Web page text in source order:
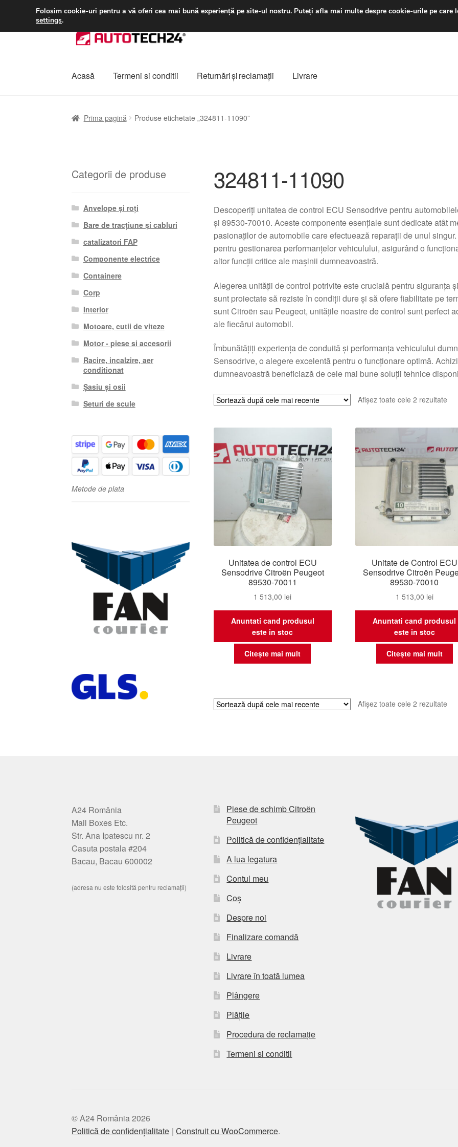
LIVRARE de la 33 lei luni-vineri 9 a.m. - 4
Sari
la
Sari
la
Acasă
Termeni si conditii Returnări şi reclamații Livrare
Prima pagină Produse etichetate „324811-11090”
324811-11090
Descoperiți unitatea de control ECU Sensodrive pentru
și 89530-70010. Aceste componente esențiale sunt dedicate atât
pasionaților de automobile care efectuează reparații de unul
pentru gestionarea performanțelor vehiculului, asigurând o
altor funcții critice ale mașinii dumneavoastră.
Alegerea unității de control potrivite este crucială pentru siguranța
sunt proiectate să reziste în condiții dure și să ofere fiabilitate pe
sunt Citroën sau Peugeot, unitățile noastre de control sunt perfect
ale fiecărui automobil.
Îmbunătățiți experiența de conduită și performanța vehiculului
Sensodrive, o alegere excelentă pentru o funcționare optimă.
dumneavoastră beneficiază de cele mai bune soluții tehnice
Afișez toate cele 2 rezultate
Unitatea de control ECU
Sensodrive Citroën Peugeot
89530-70011
1 513,00 lei
Anuntati cand produsul
este in stoc
Citește mai mult
Unitate de Control ECU
Sensodrive Citroën
89530-70010
1 513,00 lei
Anuntati cand produsul
este in stoc
Citește mai mult
Afișez toate cele 2 rezultate
Categorii de produse
Anvelope și roți
Bare de tracțiune și cabluri
catalizatori FAP
Componente electrice
Containere
Corp
Interior
Motoare, cutii de viteze
Motor - piese si accesorii
Racire, incalzire, aer
conditionat
Șasiu și osii
Seturi de scule
Metode de plata
A24 România
Mail Boxes Etc.
Str. Ana Ipatescu nr. 2
Casuta postala #204
Bacau, Bacau 600002
(adresa nu este folosită pentru reclamații)
Piese de schimb Citroën
Peugeot
Politică de confidențialitate
A lua legatura
Contul meu
Coș
Despre noi
Finalizare comandă
Livrare
Livrare în toată lumea
Plângere
Plățile
Procedura de reclamație
Termeni si conditii
© A24 România 2026
Politică de confidențialitate Construit cu WooCommerce.
Folosim cookie-uri pentru a vă oferi cea mai bună experiență pe site-ul nostru. Puteți afla mai multe despre cookie-urile pe
settings.